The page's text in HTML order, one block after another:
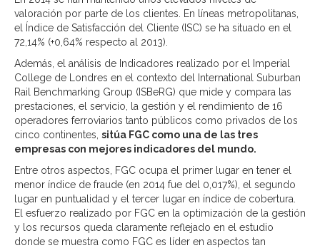
valoración por parte de los clientes. En líneas metropolitanas,
el Índice de Satisfacción del Cliente (ISC) se ha situado en el
72,14% (+0,64% respecto al 2013).
Además, el análisis de Indicadores realizado por el Imperial
College de Londres en el contexto del International Suburban
Rail Benchmarking Group (ISBeRG) que mide y compara las
prestaciones, el servicio, la gestión y el rendimiento de 16
operadores ferroviarios tanto públicos como privados de los
cinco continentes, sitúa FGC como una de las tres
empresas con mejores indicadores del mundo.
Entre otros aspectos, FGC ocupa el primer lugar en tener el
menor índice de fraude (en 2014 fue del 0,017%), el segundo
lugar en puntualidad y el tercer lugar en índice de cobertura.
El esfuerzo realizado por FGC en la optimización de la gestión
y los recursos queda claramente reflejado en el estudio
donde se muestra como FGC es líder en aspectos tan